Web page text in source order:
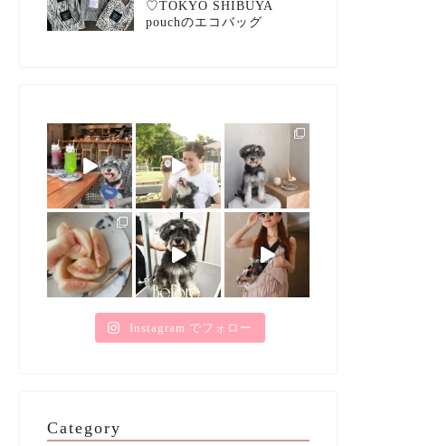
♡TOKYO SHIBUYA
pouchのエコバッグ
Instagram でフォロー
Category